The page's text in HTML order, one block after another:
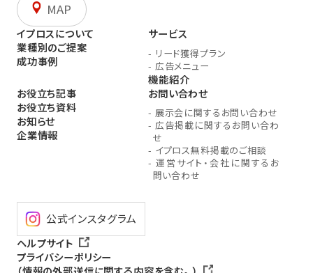
MAP
イプロスについて
業種別のご提案
成功事例
サービス
- リード獲得プラン
- 広告メニュー
機能紹介
お役立ち記事
お役立ち資料
お知らせ
企業情報
お問い合わせ
- 展示会に関するお問い合わせ
- 広告掲載に関するお問い合わ
せ
- イプロス無料掲載のご相談
- 運営サイト・会社に関するお
問い合わせ
公式インスタグラム
ヘルプサイト
プライバシーポリシー